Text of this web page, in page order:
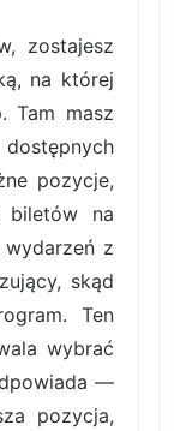
zostajesz
na której
Tam masz
pozycje,
biletów na
z
skąd
Ten
wybrać
—
pozycja,